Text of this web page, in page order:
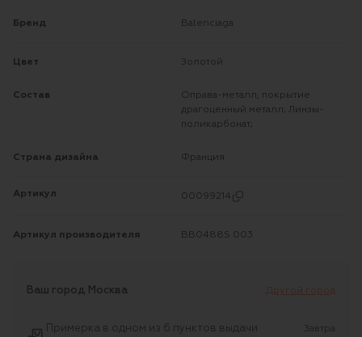
Бренд Balenciaga
Цвет Золотой
Состав
Оправа-металл, покрытие
драгоценный металл; Линзы-
поликарбонат;
Страна дизайна Франция
Артикул 00099214
Артикул производителя BB0488S 003
Ваш город Москва Другой город
Примерка в одном из 6 пунктов выдачи
Завтра